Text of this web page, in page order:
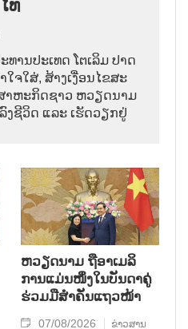
ທ
ານ​ປະ​ເທດ ໂຕ​ເລິມ ປາດ​
ຈ​ໃສ່, ສ້າງ​ເງື່ອນ​ໄຂ​ສະ​
າ​ຫະ​ກິດ​ຊາວ ຫວຽດ​ນາມ
ງ​ຊີ​ວິດ ແລະ ເຮັດ​ວຽກ​ຢູ່​
ຫ​ວຽດ​ນາມ ຖື​ອາ​ເມ​ລິ​
ການ​ແມ່ນ​ໜຶ່ງ​ໃນ​ບັນ​ດາ​ຄູ່​
ຮ່ວມ​ມື​ສຳ​ຄັນ​ແຖວ​ໜ້າ
07/08/2026 ຂ່າວສານ